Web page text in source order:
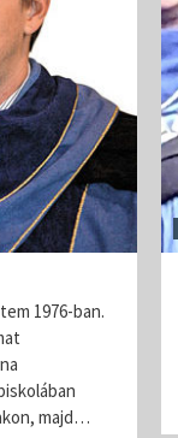
1976-ban.
majd…